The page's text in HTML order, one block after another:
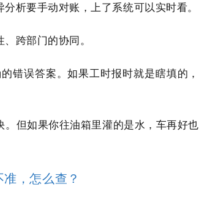
析要手动对账，上了系统可以实时看。
跨部门的协同。
错误答案。如果工时报时就是瞎填的，
但如果你往油箱里灌的是水，车再好也
，怎么查？